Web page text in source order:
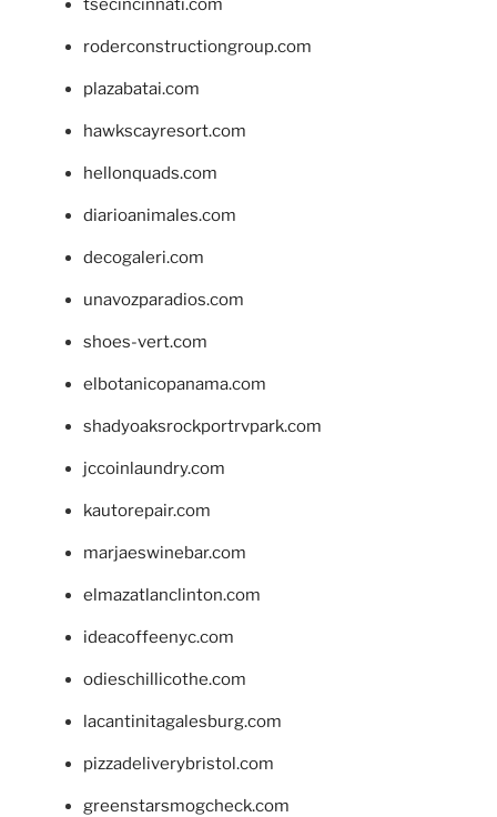
tsecincinnati.com
roderconstructiongroup.com
plazabatai.com
hawkscayresort.com
hellonquads.com
diarioanimales.com
decogaleri.com
unavozparadios.com
shoes-vert.com
elbotanicopanama.com
shadyoaksrockportrvpark.com
jccoinlaundry.com
kautorepair.com
marjaeswinebar.com
elmazatlanclinton.com
ideacoffeenyc.com
odieschillicothe.com
lacantinitagalesburg.com
pizzadeliverybristol.com
greenstarsmogcheck.com